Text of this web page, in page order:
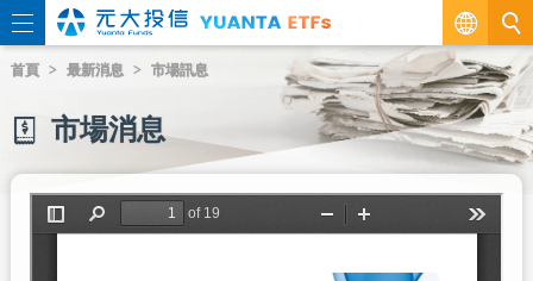
繁
EN
首頁 最新消息 市場訊息
市場消息